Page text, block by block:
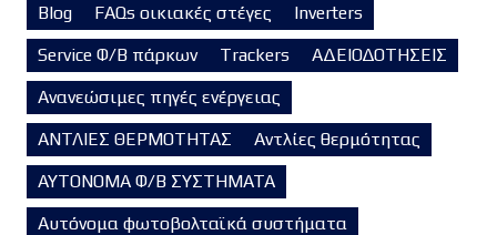
Blog FAQs οικιακές στέγες
Inverters
Service Φ/Β πάρκων
Trackers
ΑΔΕΙΟΔΟΤΗΣΕΙΣ
Ανανεώσιμες πηγές ενέργειας
ΑΝΤΛΙΕΣ ΘΕΡΜΟΤΗΤΑΣ
Αντλίες θερμότητας
ΑΥΤΟΝΟΜΑ Φ/Β ΣΥΣΤΗΜΑΤΑ
Αυτόνομα φωτοβολταϊκά συστήματα